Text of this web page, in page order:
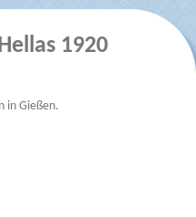
1920
in Gießen.